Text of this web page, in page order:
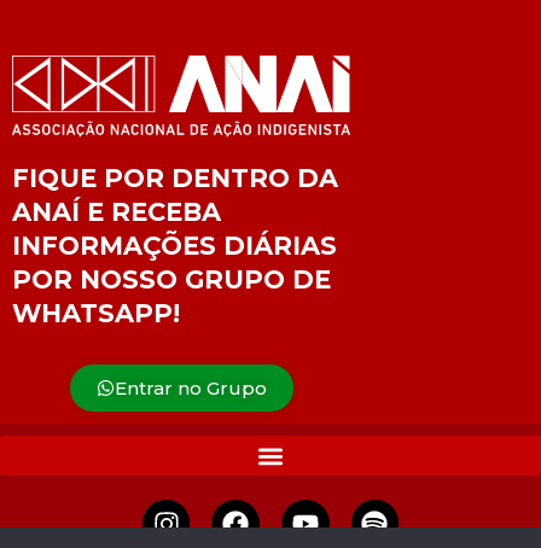
FIQUE POR DENTRO DA
ANAÍ E RECEBA
INFORMAÇÕES DIÁRIAS
POR NOSSO GRUPO DE
WHATSAPP!
Entrar no Grupo